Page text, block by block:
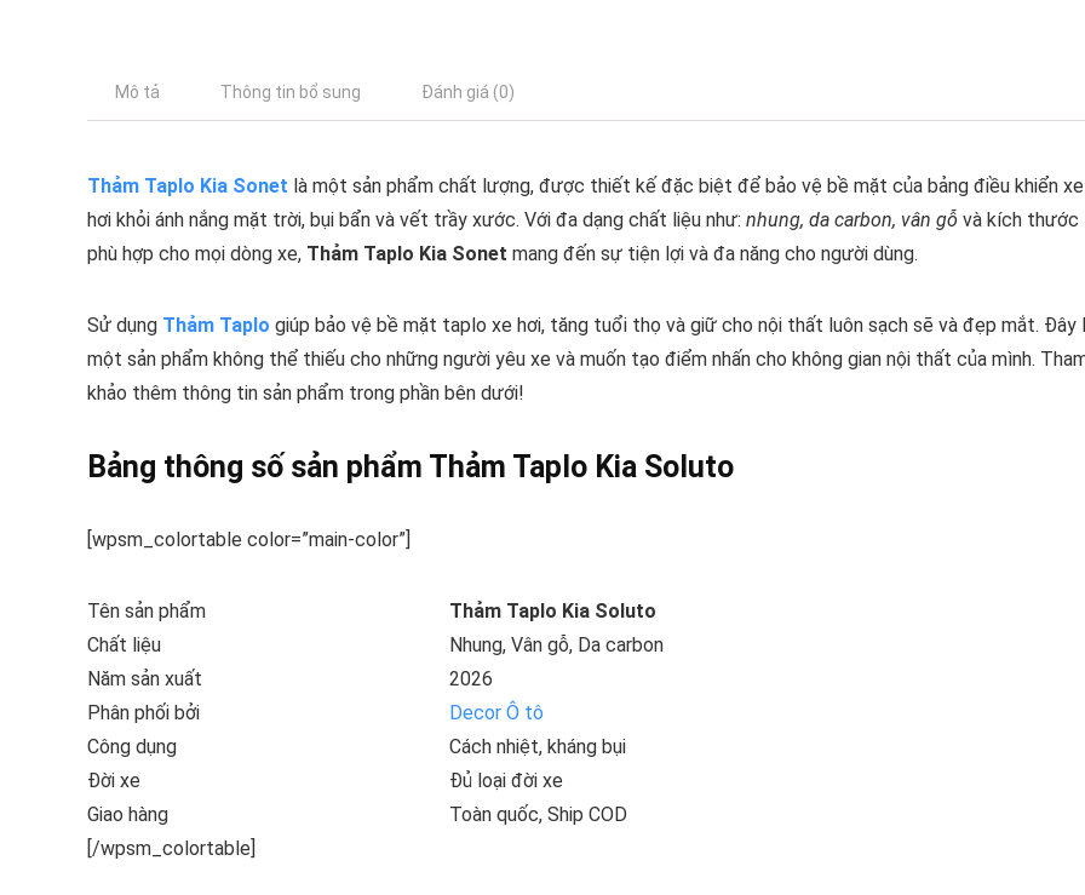
Mô tả Thông tin bổ sung Đánh giá (0)
Thảm Taplo Kia Sonet là một sản phẩm chất lượng, được thiết kế đặc biệt để bảo vệ bề mặt của bảng điều khiển xe
hơi khỏi ánh nắng mặt trời, bụi bẩn và vết trầy xước. Với đa dạng chất liệu như: nhung, da carbon, vân gỗ và kích thước
phù hợp cho mọi dòng xe, Thảm Taplo Kia Sonet mang đến sự tiện lợi và đa năng cho người dùng.
Sử dụng Thảm Taplo giúp bảo vệ bề mặt taplo xe hơi, tăng tuổi thọ và giữ cho nội thất luôn sạch sẽ và đẹp mắt. Đây
một sản phẩm không thể thiếu cho những người yêu xe và muốn tạo điểm nhấn cho không gian nội thất của mình.
khảo thêm thông tin sản phẩm trong phần bên dưới!
Bảng thông số sản phẩm Thảm Taplo Kia Soluto
[wpsm_colortable color=”main-color”]
Tên sản phẩm
Thảm Taplo Kia Soluto
Chất liệu
Nhung, Vân gỗ, Da carbon
Năm sản xuất
2026
Phân phối bởi
Decor Ô tô
Công dụng
Cách nhiệt, kháng bụi
Đời xe
Đủ loại đời xe
Giao hàng
Toàn quốc, Ship COD
[/wpsm_colortable]